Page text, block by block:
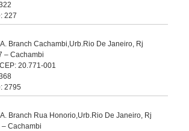
227
Branch Cachambi,Urb.Rio De Janeiro, Rj
– Cachambi
20.771-001
2795
Branch Rua Honorio,Urb.Rio De Janeiro, Rj
Cachambi